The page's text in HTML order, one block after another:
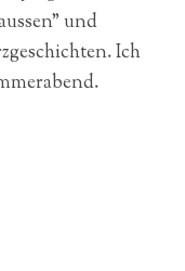
und
Ich